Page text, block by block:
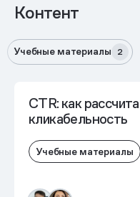
Контент
Учебные материалы 2
CTR: как
кликабельность
Учебные материалы